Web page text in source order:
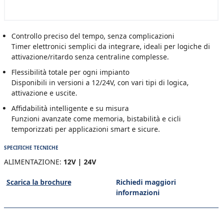
Controllo preciso del tempo, senza complicazioni
Timer elettronici semplici da integrare, ideali per logiche di
attivazione/ritardo senza centraline complesse.
Flessibilità totale per ogni impianto
Disponibili in versioni a 12/24V, con vari tipi di logica,
attivazione e uscite.
Affidabilità intelligente e su misura
Funzioni avanzate come memoria, bistabilità e cicli
temporizzati per applicazioni smart e sicure.
SPECIFICHE TECNICHE
ALIMENTAZIONE: 12V | 24V
Scarica la brochure
Richiedi maggiori
informazioni